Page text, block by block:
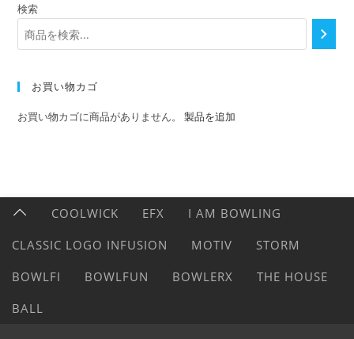
検索
お買い物カゴ
お買い物カゴに商品がありません。製品を追加
COOLWICK EFX
I AM BOWLING
CLASSIC LOGO INFUSION
MOTIV
STORM
BOWLFI
BOWLFUN BOWLERX
THE HOUSE
BALL